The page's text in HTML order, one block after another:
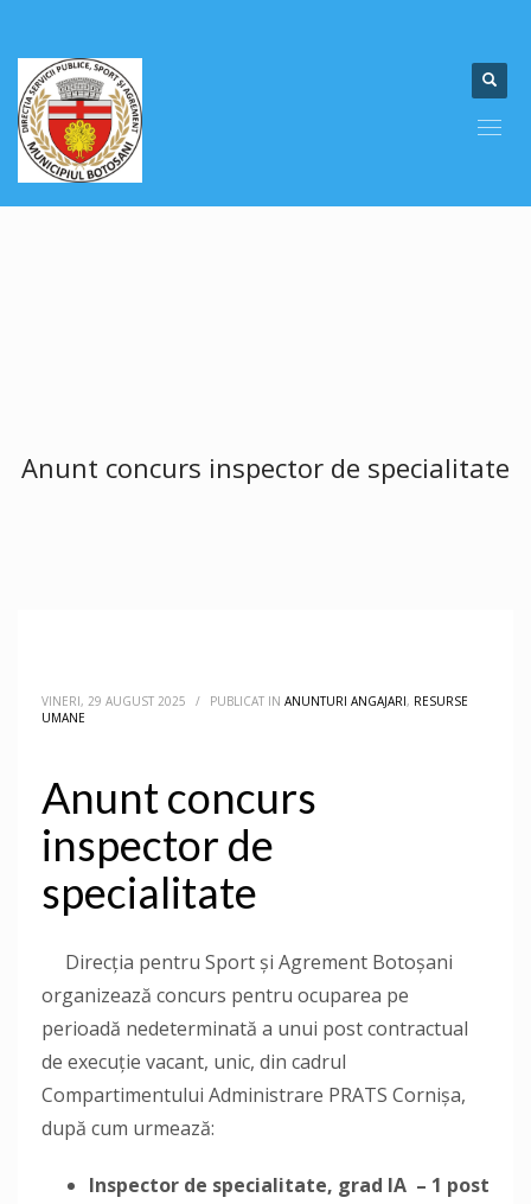
Anunt concurs inspector de specialitate
VINERI, 29 AUGUST 2025 / PUBLICAT IN ANUNTURI ANGAJARI, RESURSE
UMANE
Anunt concurs
inspector de
specialitate
Direcţia pentru Sport și Agrement Botoşani
organizează concurs pentru ocuparea pe
perioadă nedeterminată a unui post contractual
de execuție vacant, unic, din cadrul
Compartimentului Administrare PRATS Cornișa,
după cum urmează:
Inspector de specialitate, grad IA – 1 post